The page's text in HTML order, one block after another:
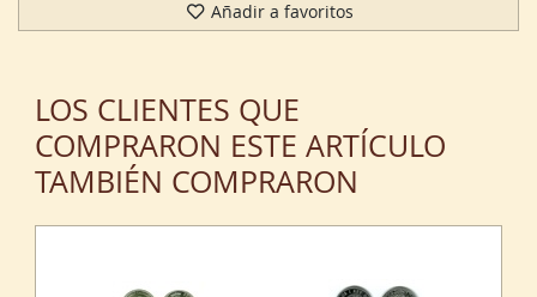
Añadir a favoritos
LOS CLIENTES QUE
COMPRARON ESTE ARTÍCULO
TAMBIÉN COMPRARON